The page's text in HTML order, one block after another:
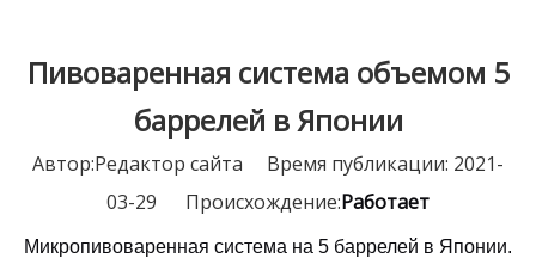
Пивоваренная система объемом 5
баррелей в Японии
Автор:Pедактор сайта Время публикации: 2021-
03-29 Происхождение:Работает
Микропивоваренная система на 5 баррелей в Японии.